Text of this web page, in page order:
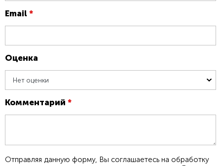
Email *
Оценка
Нет оценки
Комментарий *
Отправляя данную форму, Вы соглашаетесь на обработку